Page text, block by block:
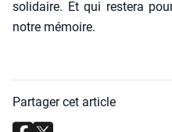
soli­daire. Et qui res­te­ra
notre mémoire.
Partager cet article